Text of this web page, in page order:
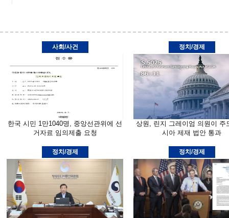
사회/사건
한국 시민 1만1040명, 중앙선관위에 선
거자료 임의제출 요청
정치/경제
상원, 린지 그레이엄 의원이 주
시아 제재 법안 통과
정치/경제 정치/경제